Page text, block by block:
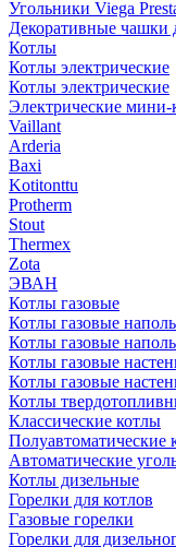
Угольники Viega
Декоративные чашки
Котлы
Котлы электрические
Котлы электрические
Электрические мини-
Vaillant
Arderia
Baxi
Kotitonttu
Protherm
Stout
Thermex
Zota
ЭВАН
Котлы газовые
Котлы газовые
Котлы газовые
Котлы газовые
Котлы газовые
Котлы
Классические котлы
Полуавтоматические
Автоматические
Котлы дизельные
Горелки для котлов
Газовые горелки
Горелки для